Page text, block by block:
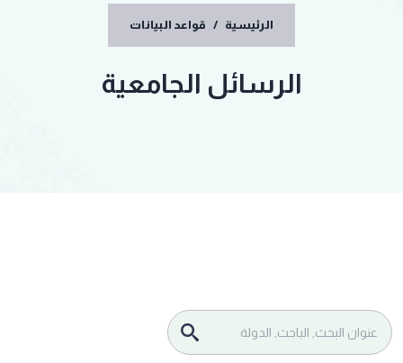
الرئيسية / قواعد البيانات
الرسائل الجامعية